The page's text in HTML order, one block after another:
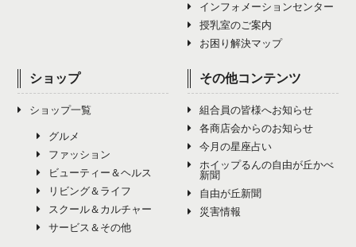
インフォメーションセンター
授乳室のご案内
お困り解決マップ
ショップ
ショップ一覧
グルメ
ファッション
ビューティー＆ヘルス
リビング＆ライフ
スクール＆カルチャー
サービス＆その他
その他コンテンツ
組合員の皆様へお知らせ
各商店会からのお知らせ
今月の星座占い
ホイップるんの自由が丘かべ
新聞
自由が丘新聞
災害情報